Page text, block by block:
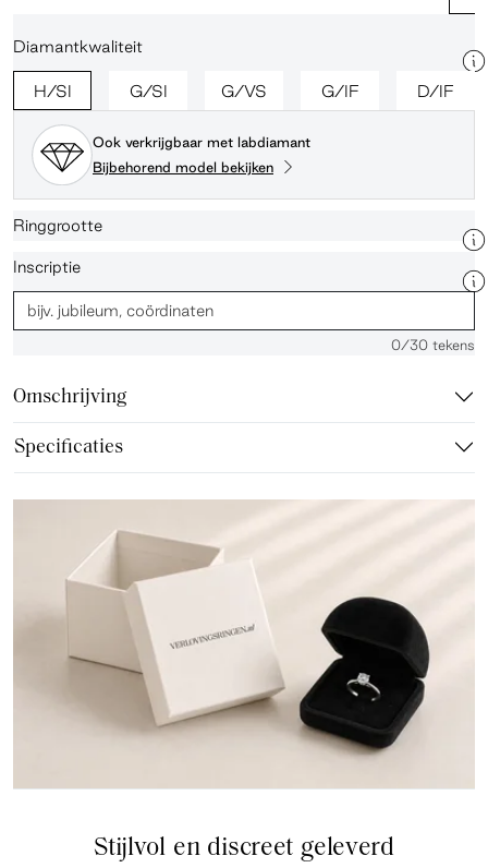
Diamantkwaliteit
H/SI G/SI G/VS G/IF D/IF
Ook verkrijgbaar met labdiamant
Bijbehorend model bekijken
Ringgrootte
Inscriptie
0/30 tekens
Omschrijving
Specificaties
Stijlvol en discreet geleverd